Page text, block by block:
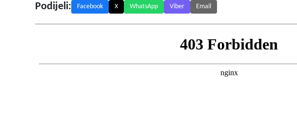
Podijeli: Facebook X WhatsApp Viber Email